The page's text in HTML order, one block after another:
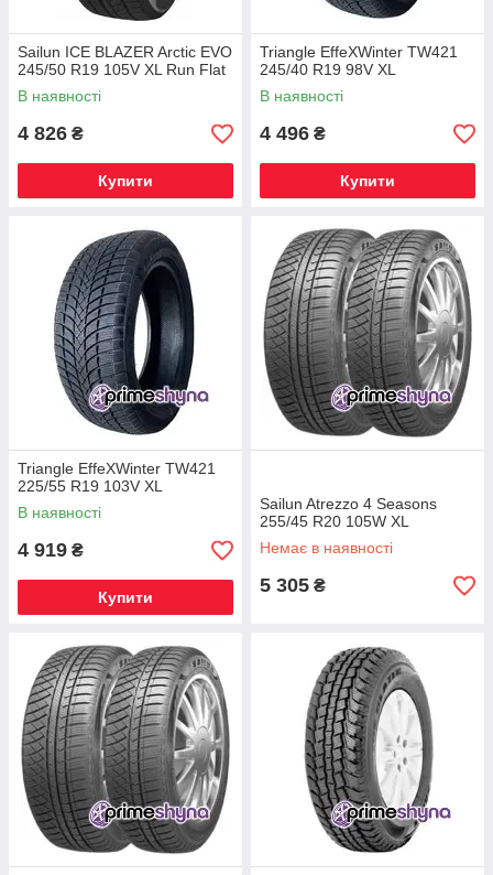
Sailun ICE BLAZER Arctic EVO
245/50 R19 105V XL Run Flat
В наявності
4 826 ₴
Купити
Triangle EffeXWinter TW421
245/40 R19 98V XL
В наявності
4 496 ₴
Купити
Triangle EffeXWinter TW421
225/55 R19 103V XL
В наявності
4 919 ₴
Купити
Sailun Atrezzo 4 Seasons
255/45 R20 105W XL
Немає в наявності
5 305 ₴